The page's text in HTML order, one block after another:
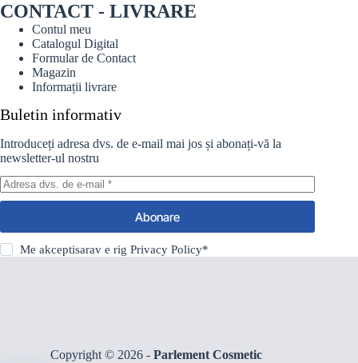
CONTACT - LIVRARE
Contul meu
Catalogul Digital
Formular de Contact
Magazin
Informații livrare
Buletin informativ
Introduceți adresa dvs. de e-mail mai jos și abonați-vă la
newsletter-ul nostru
Abonare
Me akceptisarav e rigPrivacy Policy*
Copyright © 2026 - Parlement Cosmetic